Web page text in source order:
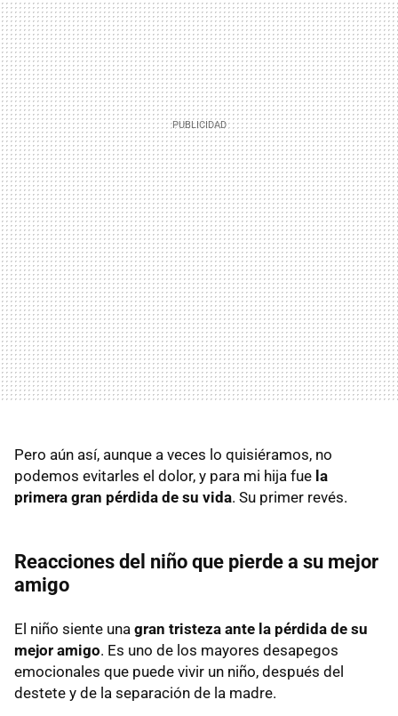
Pero aún así, aunque a veces lo quisiéramos, no
podemos evitarles el dolor, y para mi hija fue la
primera gran pérdida de su vida. Su primer revés.
Reacciones del niño que pierde a su mejor
amigo
El niño siente una gran tristeza ante la pérdida de su
mejor amigo. Es uno de los mayores desapegos
emocionales que puede vivir un niño, después del
destete y de la separación de la madre.